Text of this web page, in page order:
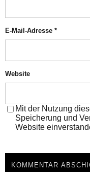
E-Mail-Adresse *
Website
Mit der Nutzung
Speicherung und
Website